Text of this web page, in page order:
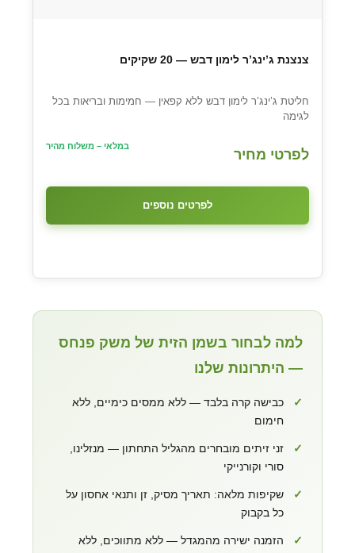
צנצנת ג’ינג’ר לימון דבש — 20 שקיקים
חליטת ג’ינג’ר לימון דבש ללא קפאין — חמימות ובריאות בכל
לגימה
לפרטי מחיר
במלאי – משלוח מהיר
לפרטים נוספים
למה לבחור בשמן הזית של משק פנחס
— היתרונות שלנו
✓
כבישה קרה בלבד — ללא ממסים כימיים, ללא
חימום
✓
זני זיתים מובחרים מהגליל התחתון — מנזלינו,
סורי וקורנייקי
✓
שקיפות מלאה: תאריך מסיק, זן ותנאי אחסון על
כל בקבוק
✓
הזמנה ישירה מהמגדל — ללא מתווכים, ללא